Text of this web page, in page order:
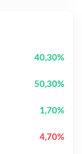
40,30%
50,30%
1,70%
4,70%